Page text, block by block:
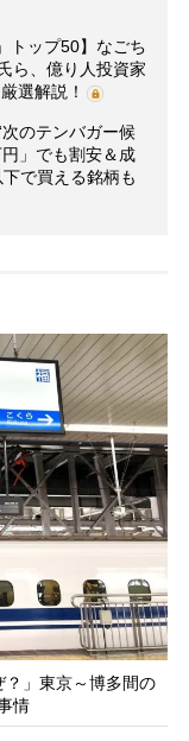
トップ50】なごち
ら、億り人投資家
選解説！
次のテンバガー候
」でも割安＆成
で買える銘柄も
？」東京～博多間の
情